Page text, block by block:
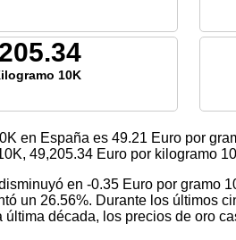
10K
en España es 49.21 Euro por
49,205.34 Euro por kilogramo
en -0.35 Euro por gramo
un 26.56%. Durante los últimos
última década, los precios de oro